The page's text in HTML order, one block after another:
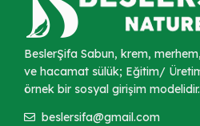
BeslerŞifa Sabun, krem,
ve hacamat sülük; Eğitim/
örnek bir sosyal girişim modelidir.
beslersifa@gmail.com